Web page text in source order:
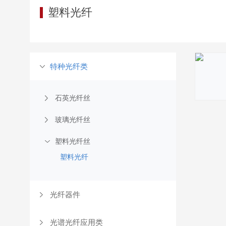
塑料光纤
特种光纤类
石英光纤丝
玻璃光纤丝
塑料光纤丝
塑料光纤
光纤器件
光谱光纤应用类